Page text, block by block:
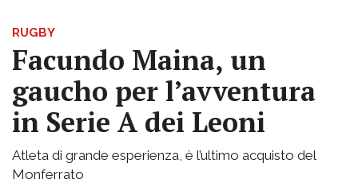
RUGBY
Facundo Maina, un
gaucho per l’avventura
in Serie A dei Leoni
Atleta di grande esperienza, è l’ultimo acquisto del
Monferrato